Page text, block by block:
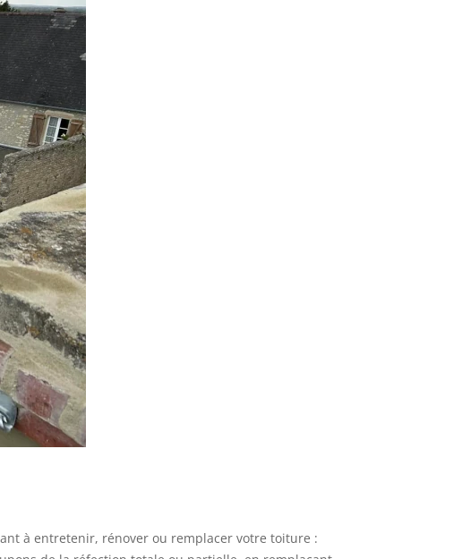
à entretenir, rénover ou remplacer votre toiture :